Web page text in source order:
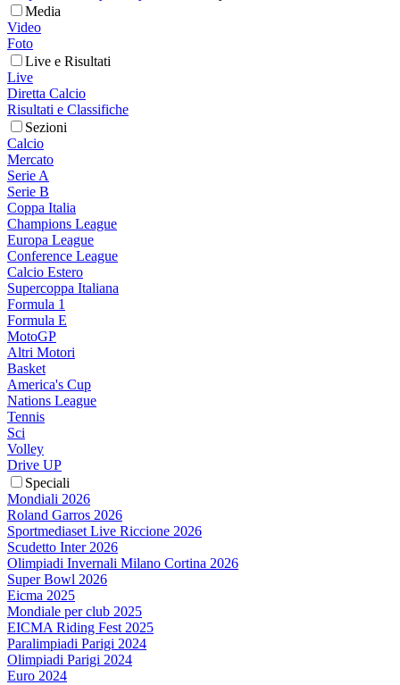
Media
Video
Foto
Live e Risultati
Live
Diretta Calcio
Risultati e Classifiche
Sezioni
Calcio
Mercato
Serie A
Serie B
Coppa Italia
Champions League
Europa League
Conference League
Calcio Estero
Supercoppa Italiana
Formula 1
Formula E
MotoGP
Altri Motori
Basket
America's Cup
Nations League
Tennis
Sci
Volley
Drive UP
Speciali
Mondiali 2026
Roland Garros 2026
Sportmediaset Live Riccione 2026
Scudetto Inter 2026
Olimpiadi Invernali Milano Cortina 2026
Super Bowl 2026
Eicma 2025
Mondiale per club 2025
EICMA Riding Fest 2025
Paralimpiadi Parigi 2024
Olimpiadi Parigi 2024
Euro 2024